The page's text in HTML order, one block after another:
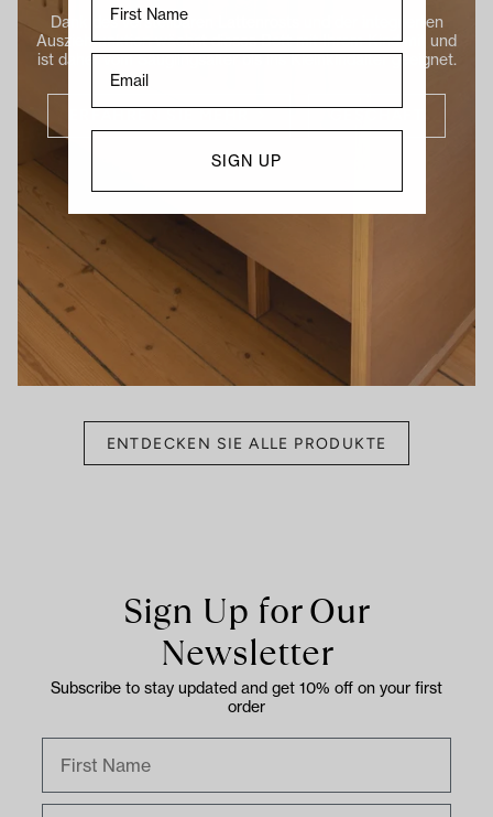
Dank des verstellbaren Lattenrosts und der integrierten
Ausziehfunktion wächst dieses Bett mit Ihrem Kind mit und
ist daher vom Säuglingsalter bis ins Kleinkindalter geeignet.
ENTDECKEN SIE ALLE PRODUKTE
Sign Up for Our
Newsletter
Subscribe to stay updated and get 10% off on your first
order
SIGN UP